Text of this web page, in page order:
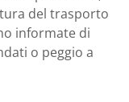
del trasporto
informate di
o peggio a